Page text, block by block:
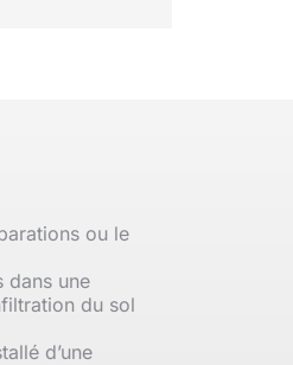
ou le
dans une
du sol
d’une